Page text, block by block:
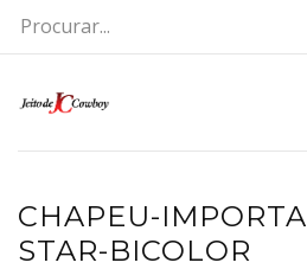
CHAPEU-
STAR-BICOLOR